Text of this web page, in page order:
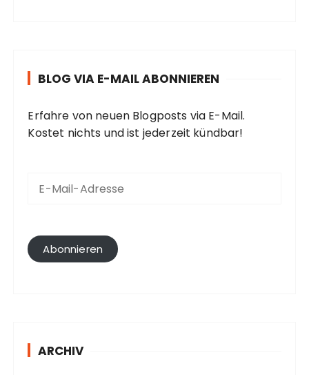
BLOG VIA E-MAIL ABONNIEREN
Erfahre von neuen Blogposts via E-Mail.
Kostet nichts und ist jederzeit kündbar!
l
-
Abonnieren
ARCHIV